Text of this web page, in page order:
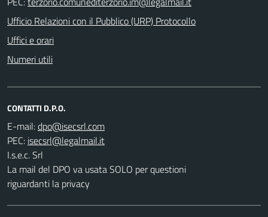
Ufficio Relazioni con il Pubblico (URP) Protocollo
Uffici e orari
Numeri utili
CONTATTI D.P.O.
E-mail:
PEC:
I.s.e.c. Srl
La mail del DPO va usata SOLO per questioni
riguardanti la privacy